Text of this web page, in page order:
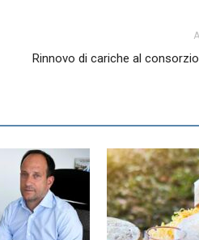
Rinnovo di cariche al